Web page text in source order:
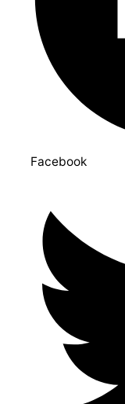
Facebook